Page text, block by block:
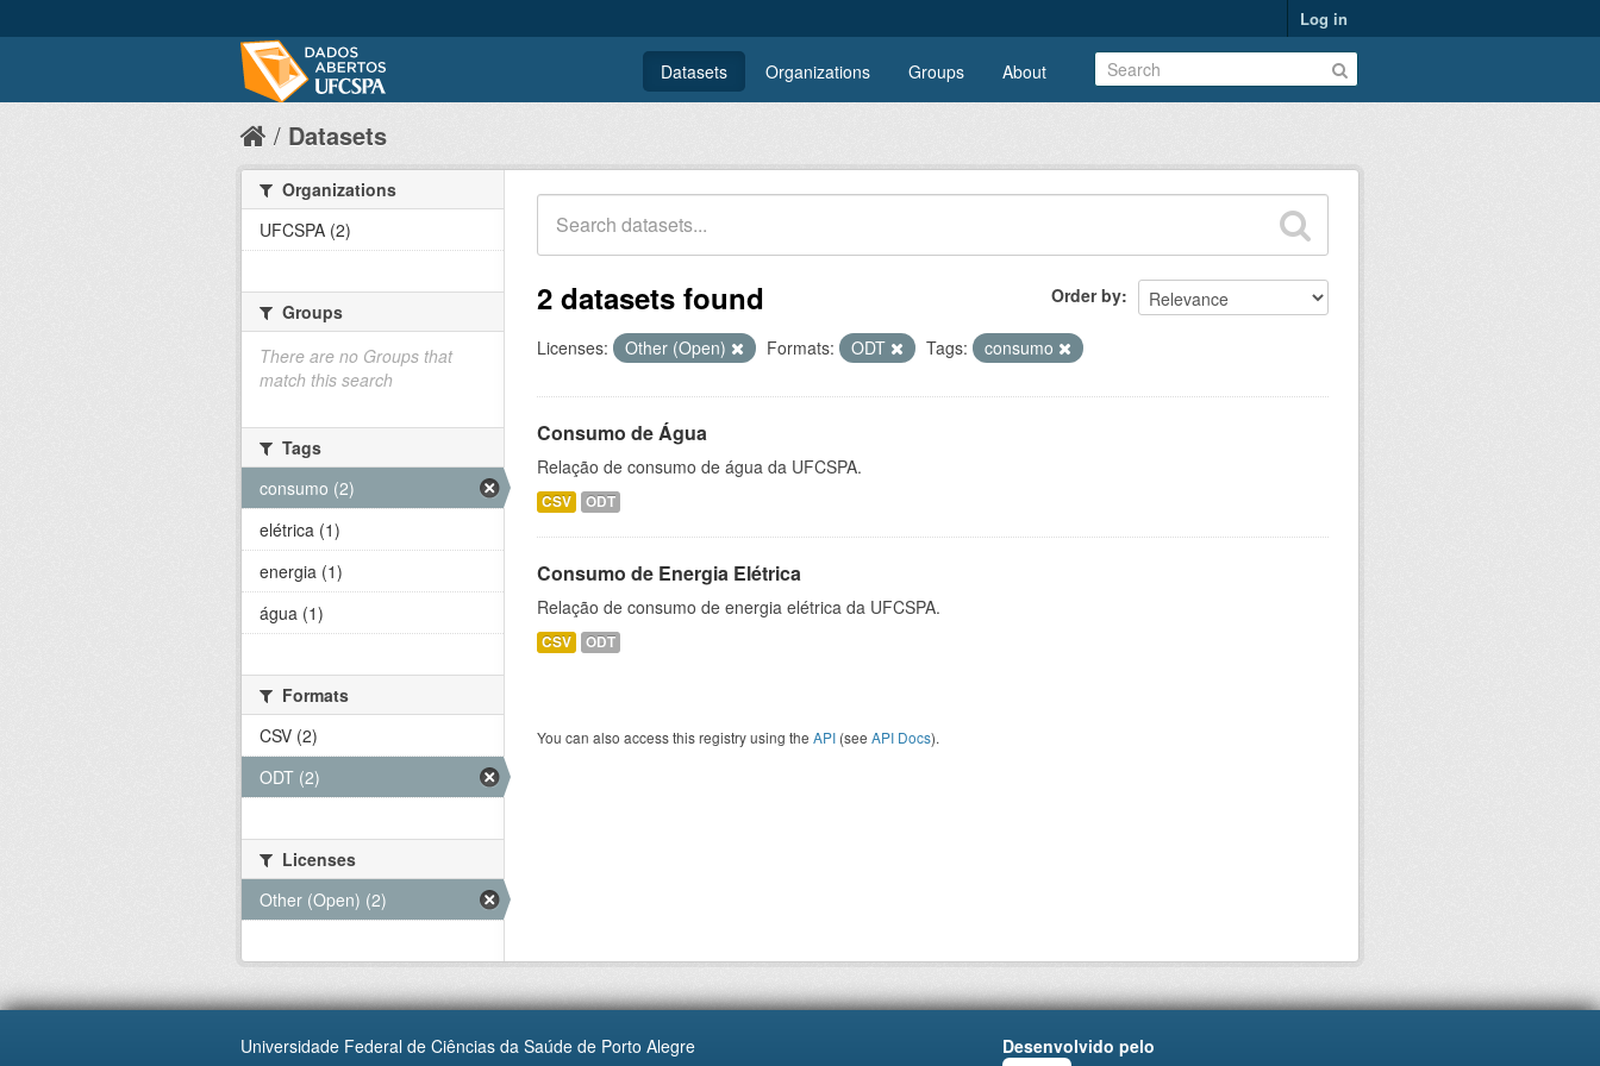
Log in
Datasets Organizations Groups About
Datasets
Order by
2 datasets found
Licenses: Other (Open) Formats: ODT Tags: consumo
Consumo de Água
Relação de consumo de água da UFCSPA.
CSV ODT
Consumo de Energia Elétrica
Relação de consumo de energia elétrica da UFCSPA.
CSV ODT
You can also access this registry using the API (see API Docs).
Organizations
UFCSPA (2)
Groups
There are no Groups that
match this search
Tags
consumo (2)
elétrica (1)
energia (1)
água (1)
Formats
CSV (2)
ODT (2)
Licenses
Other (Open) (2)
Universidade Federal de Ciências da Saúde de Porto Alegre
Desenvolvido pelo